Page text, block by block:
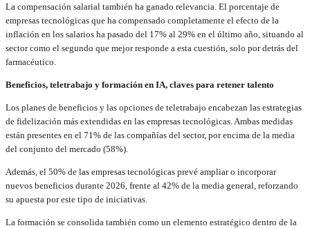
La compensación salarial también ha ganado relevancia. El porcentaje de
empresas tecnológicas que ha compensado completamente el efecto de la
inflación en los salarios ha pasado del 17% al 29% en el último año, situando al
sector como el segundo que mejor responde a esta cuestión, solo por detrás del
farmacéutico.
Beneficios, teletrabajo y formación en IA, claves para retener talento
Los planes de beneficios y las opciones de teletrabajo encabezan las estrategias
de fidelización más extendidas en las empresas tecnológicas. Ambas medidas
están presentes en el 71% de las compañías del sector, por encima de la media
del conjunto del mercado (58%).
Además, el 50% de las empresas tecnológicas prevé ampliar o incorporar
nuevos beneficios durante 2026, frente al 42% de la media general, reforzando
su apuesta por este tipo de iniciativas.
La formación se consolida también como un elemento estratégico dentro de la